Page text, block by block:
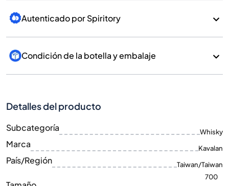
Autenticado por Spiritory
Condición de la botella y embalaje
Detalles del producto
Subcategoría Whisky
Marca Kavalan
País/Región Taiwan/Taiwan
700